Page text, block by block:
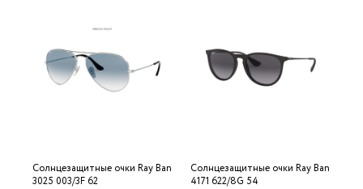
Солнцезащитные очки Ray Ban
3025 003/3F 62
Солнцезащитные очки Ray Ban
4171 622/8G 54